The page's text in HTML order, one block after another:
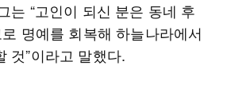
는 “고인이 되신 분은 동네 후
명예를 회복해 하늘나라에서
것”이라고 말했다.